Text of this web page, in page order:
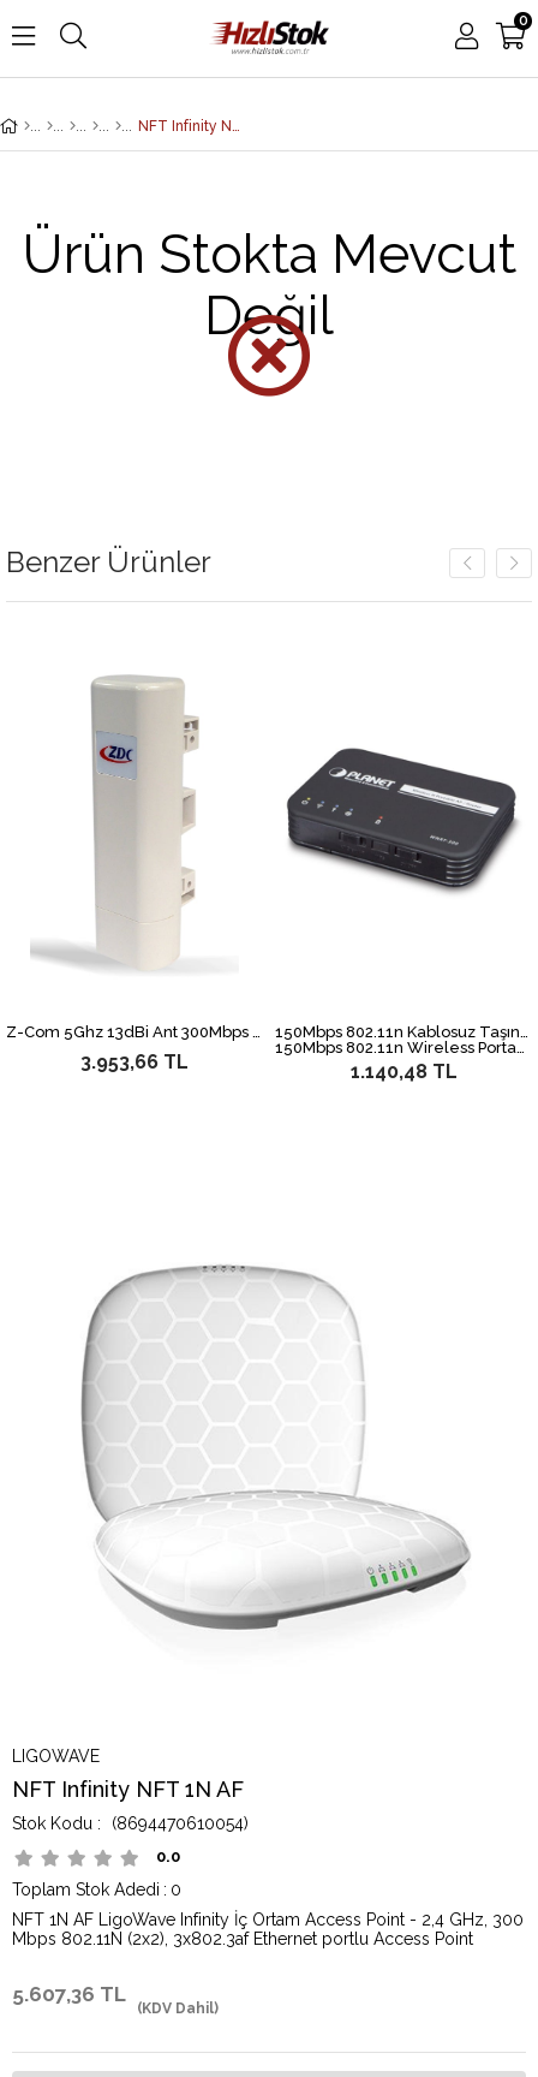
0
NFT Infinity NFT 1N AF
Benzer Ürünler
Z-Com 5Ghz 13dBi Ant 300Mbps Cloud Managed Wireless Outdoor AP
3.953,66 TL
150Mbps 802.11n Kablosuz Taşınabilir Access Point/Router
150Mbps 802.11n Wireless Portable Access Point/Router
1.140,48 TL
LIGOWAVE
NFT Infinity NFT 1N AF
(8694470610054)
0.0
Toplam Stok Adedi : 0
NFT 1N AF LigoWave Infinity İç Ortam Access Point - 2,4 GHz, 300
Mbps 802.11N (2x2), 3x802.3af Ethernet portlu Access Point
5.607,36 TL
(KDV Dahil)